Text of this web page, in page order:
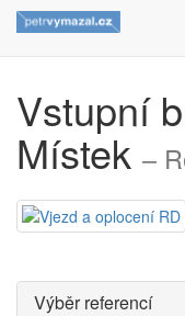
Vstupní
Místek –
Výběr referencí